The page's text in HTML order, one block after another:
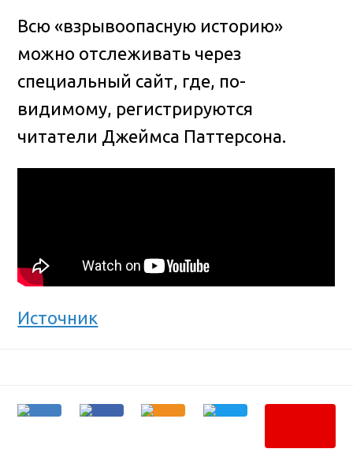
Всю «взрывоопасную историю»
можно отслеживать через
специальный сайт, где, по-
видимому, регистрируются
читатели Джеймса Паттерсона.
Источник